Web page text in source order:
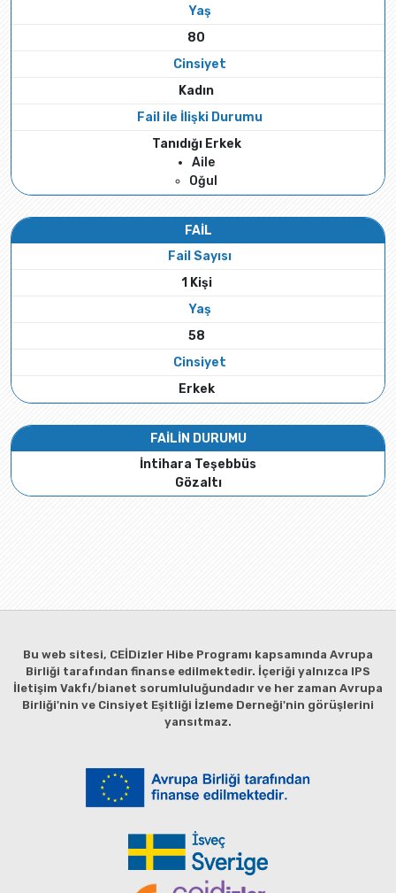
Yaş
80
Cinsiyet
Kadın
Fail ile İlişki Durumu
Tanıdığı Erkek
Aile
Oğul
FAİL
Fail Sayısı
1 Kişi
Yaş
58
Cinsiyet
Erkek
FAİLİN DURUMU
İntihara Teşebbüs
Gözaltı
Bu web sitesi, CEİDizler Hibe Programı kapsamında Avrupa
Birliği tarafından finanse edilmektedir. İçeriği yalnızca IPS
İletişim Vakfı/bianet sorumluluğundadır ve her zaman Avrupa
Birliği'nin ve Cinsiyet Eşitliği İzleme Derneği'nin görüşlerini
yansıtmaz.